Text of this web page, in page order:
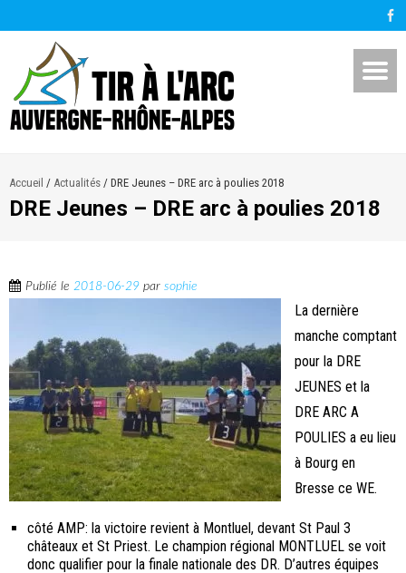
Accueil / Actualités / DRE Jeunes – DRE arc à poulies 2018
DRE Jeunes – DRE arc à poulies 2018
Publié le 2018-06-29 par sophie
La dernière
manche comptant
pour la DRE
JEUNES et la
DRE ARC A
POULIES a eu lieu
à Bourg en
Bresse ce WE.
côté AMP: la victoire revient à Montluel, devant St Paul 3
châteaux et St Priest. Le champion régional MONTLUEL se voit
donc qualifier pour la finale nationale des DR. D’autres équipes